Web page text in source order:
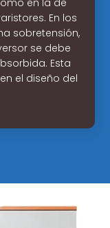
En los
sobretensión,
se debe
Esta
el diseño del